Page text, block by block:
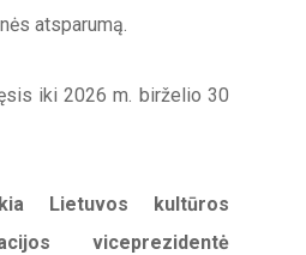
atsparumą.
iki 2026 m. birželio 30
Lietuvos kultūros
viceprezidentė